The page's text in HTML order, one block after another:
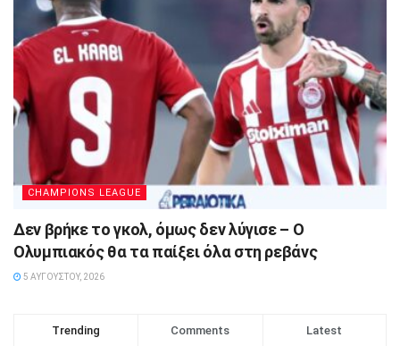
CHAMPIONS LEAGUE
Δεν βρήκε το γκολ, όμως δεν λύγισε – Ο
Ολυμπιακός θα τα παίξει όλα στη ρεβάνς
5 ΑΥΓΟΎΣΤΟΥ, 2026
Trending Comments Latest